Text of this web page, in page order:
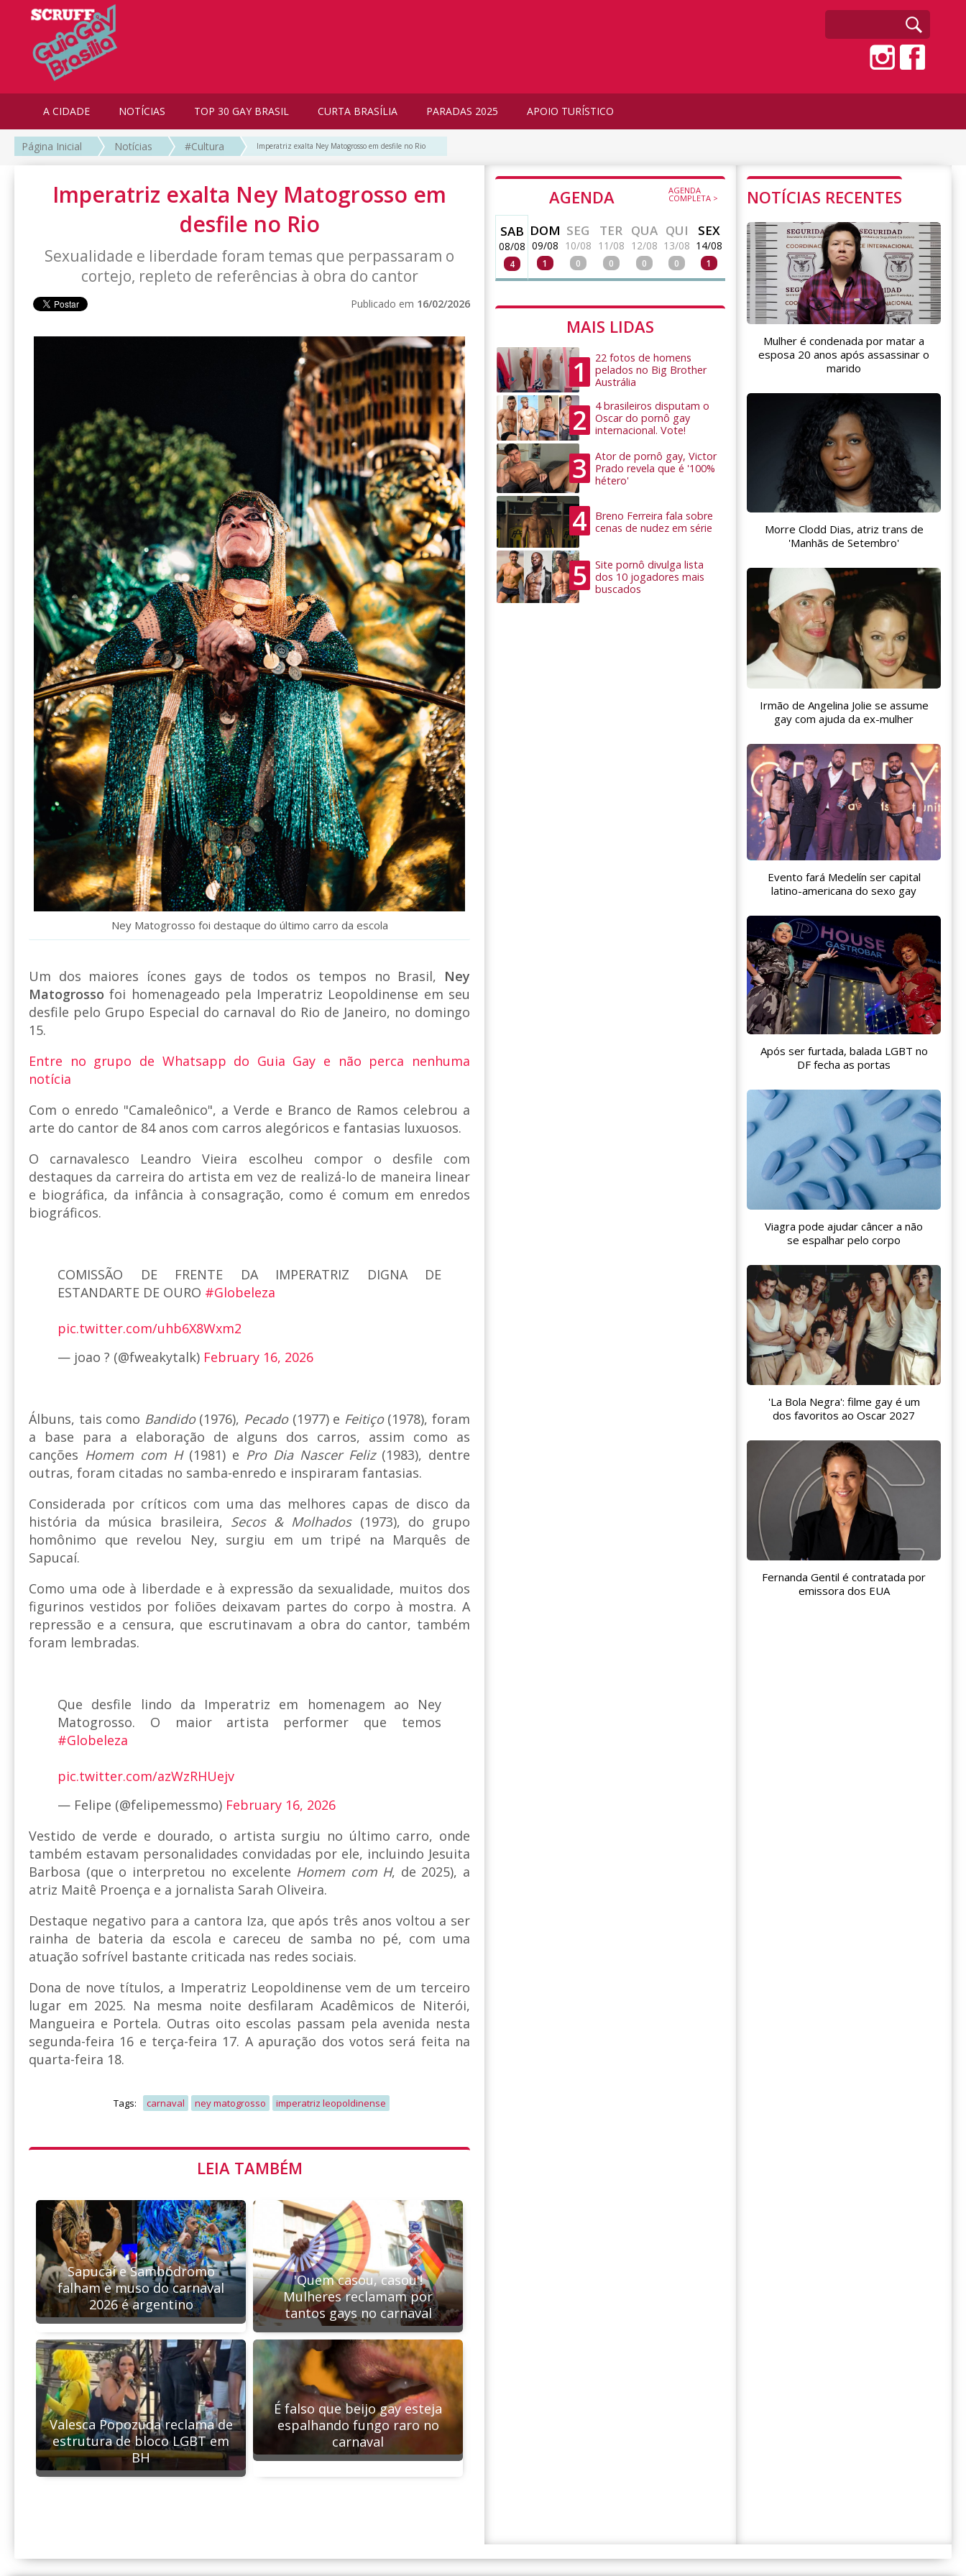
A CIDADE NOTÍCIAS TOP 30 GAY BRASIL CURTA BRASÍLIA PARADAS 2025 APOIO TURÍSTICO
Página Inicial Notícias #Cultura Imperatriz exalta Ney Matogrosso em desfile no Rio
Imperatriz exalta Ney Matogrosso em
desfile no Rio
Sexualidade e liberdade foram temas que perpassaram o
cortejo, repleto de referências à obra do cantor
Publicado em 16/02/2026
Ney Matogrosso foi destaque do último carro da escola
Um dos maiores ícones gays de todos os tempos no Brasil, Ney
Matogrosso foi homenageado pela Imperatriz Leopoldinense em seu
desfile pelo Grupo Especial do carnaval do Rio de Janeiro, no domingo
15.
Entre no grupo de Whatsapp do Guia Gay e não perca nenhuma
notícia
Com o enredo "Camaleônico", a Verde e Branco de Ramos celebrou a
arte do cantor de 84 anos com carros alegóricos e fantasias luxuosos.
O carnavalesco Leandro Vieira escolheu compor o desfile com
destaques da carreira do artista em vez de realizá-lo de maneira linear
e biográfica, da infância à consagração, como é comum em enredos
biográficos.
COMISSÃO DE FRENTE DA IMPERATRIZ DIGNA DE
ESTANDARTE DE OURO #Globeleza
pic.twitter.com/uhb6X8Wxm2
— joao ? (@fweakytalk) February 16, 2026
Álbuns, tais como Bandido(1976), Pecado(1977) e Feitiço(1978), foram
a base para a elaboração de alguns dos carros, assim como as
canções Homem com H(1981) e Pro Dia Nascer Feliz(1983), dentre
outras, foram citadas no samba-enredo e inspiraram fantasias.
Considerada por críticos com uma das melhores capas de disco da
história da música brasileira, Secos & Molhados(1973), do grupo
homônimo que revelou Ney, surgiu em um tripé na Marquês de
Sapucaí.
Como uma ode à liberdade e à expressão da sexualidade, muitos dos
figurinos vestidos por foliões deixavam partes do corpo à mostra. A
repressão e a censura, que escrutinavam a obra do cantor, também
foram lembradas.
Que desfile lindo da Imperatriz em homenagem ao Ney
Matogrosso. O maior artista performer que temos
#Globeleza
pic.twitter.com/azWzRHUejv
— Felipe (@felipemessmo) February 16, 2026
Vestido de verde e dourado, o artista surgiu no último carro, onde
também estavam personalidades convidadas por ele, incluindo Jesuita
Barbosa (que o interpretou no excelente Homem com H, de 2025), a
atriz Maitê Proença e a jornalista Sarah Oliveira.
Destaque negativo para a cantora Iza, que após três anos voltou a ser
rainha de bateria da escola e careceu de samba no pé, com uma
atuação sofrível bastante criticada nas redes sociais.
Dona de nove títulos, a Imperatriz Leopoldinense vem de um terceiro
lugar em 2025. Na mesma noite desfilaram Acadêmicos de Niterói,
Mangueira e Portela. Outras oito escolas passam pela avenida nesta
segunda-feira 16 e terça-feira 17. A apuração dos votos será feita na
quarta-feira 18.
Tags: carnaval ney matogrosso imperatriz leopoldinense
LEIA TAMBÉM
Sapucaí e Sambódromo
falham e muso do carnaval
2026 é argentino
'Quem casou, casou'!
Mulheres reclamam por
tantos gays no carnaval
Valesca Popozuda reclama de
estrutura de bloco LGBT em
BH
É falso que beijo gay esteja
espalhando fungo raro no
carnaval
AGENDA AGENDA
COMPLETA >
SAB
08/08
4
DOM
09/08
1
SEG
10/08
0
TER
11/08
0
QUA
12/08
0
QUI
13/08
0
SEX
14/08
1
MAIS LIDAS
1
22 fotos de homens
pelados no Big Brother
Austrália
2
4 brasileiros disputam o
Oscar do pornô gay
internacional. Vote!
3
Ator de pornô gay, Victor
Prado revela que é '100%
hétero'
4
Breno Ferreira fala sobre
cenas de nudez em série
5
Site pornô divulga lista
dos 10 jogadores mais
buscados
NOTÍCIAS RECENTES
Mulher é condenada por matar a
esposa 20 anos após assassinar o
marido
Morre Clodd Dias, atriz trans de
'Manhãs de Setembro'
Irmão de Angelina Jolie se assume
gay com ajuda da ex-mulher
Evento fará Medelín ser capital
latino-americana do sexo gay
Após ser furtada, balada LGBT no
DF fecha as portas
Viagra pode ajudar câncer a não
se espalhar pelo corpo
'La Bola Negra': filme gay é um
dos favoritos ao Oscar 2027
Fernanda Gentil é contratada por
emissora dos EUA